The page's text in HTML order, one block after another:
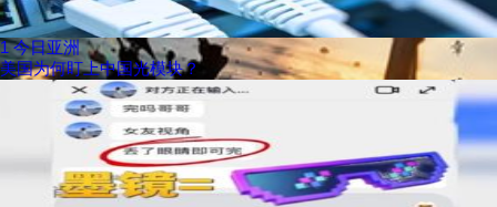
1 今日亚洲
美国为何盯上中国光模块？